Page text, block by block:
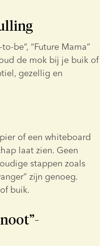
be”, “Future Mama”
de mok bij je buik of
gezellig en
of een whiteboard
laat zien. Geen
stappen zoals
zijn genoeg.
buik.